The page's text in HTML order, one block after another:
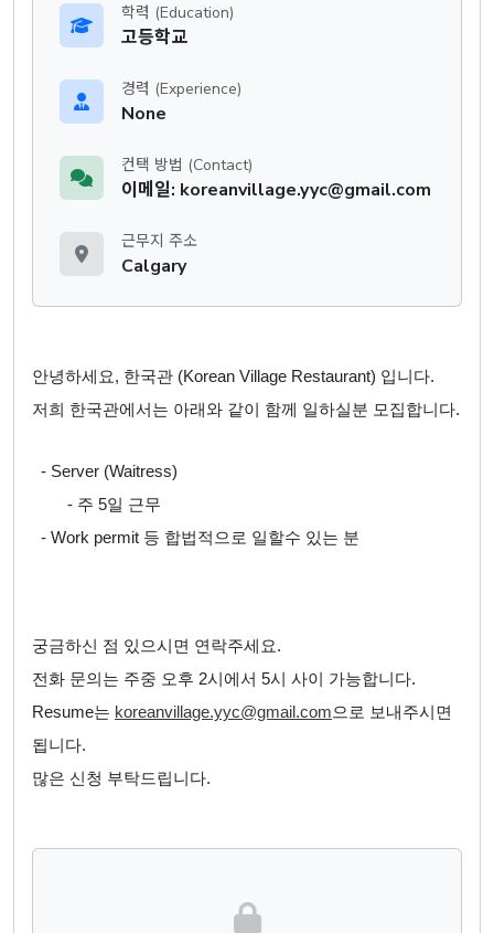
학력 (Education)
고등학교
경력 (Experience)
None
컨택 방법 (Contact)
이메일: koreanvillage.yyc@gmail.com
근무지 주소
Calgary
안녕하세요, 한국관 (Korean Village Restaurant) 입니다.
저희 한국관에서는 아래와 같이 함께 일하실분 모집합니다.
- Server (Waitress)
- 주 5일 근무
- Work permit 등 합법적으로 일할수 있는 분
궁금하신 점 있으시면 연락주세요.
전화 문의는 주중 오후 2시에서 5시 사이 가능합니다.
Resume는 koreanvillage.yyc@gmail.com으로 보내주시면
됩니다.
많은 신청 부탁드립니다.